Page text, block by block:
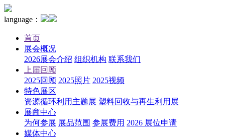
language：
首页
展会概况
2026展会介绍 组织机构 联系我们
上届回顾
2025回顾 2025照片 2025视频
特色展区
资源循环利用主题展 塑料回收与再生利用展
展商中心
为何参展 展品范围 参展费用 2026 展位申请
媒体中心